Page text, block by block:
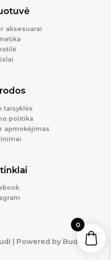
aksesuarai
taisyklės
politika
apmokėjimas
| Powered by BudiBudi
0